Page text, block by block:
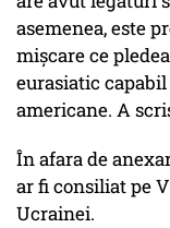
asemenea, este
mișcare ce
eurasiatic
americane. A
În afara de
ar fi consiliat pe
Ucrainei.